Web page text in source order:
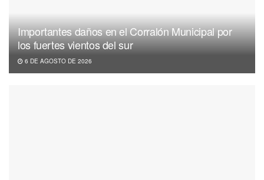
Importantes daños en el Corralón Municipal por
los fuertes vientos del sur
6 DE AGOSTO DE 2026